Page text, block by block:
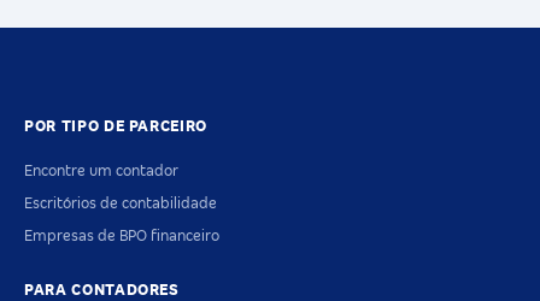
POR TIPO DE PARCEIRO
Encontre um contador
Escritórios de contabilidade
Empresas de BPO financeiro
PARA CONTADORES